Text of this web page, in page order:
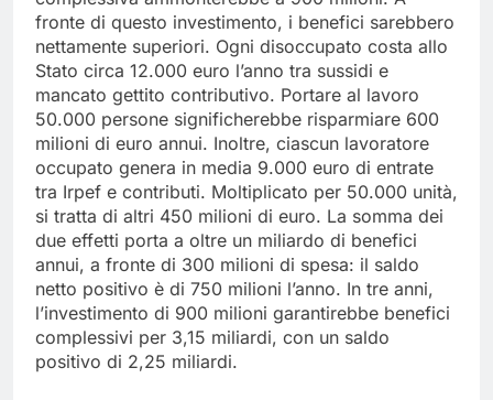
fronte di questo investimento, i benefici sarebbero
nettamente superiori. Ogni disoccupato costa allo
Stato circa 12.000 euro l’anno tra sussidi e
mancato gettito contributivo. Portare al lavoro
50.000 persone significherebbe risparmiare 600
milioni di euro annui. Inoltre, ciascun lavoratore
occupato genera in media 9.000 euro di entrate
tra Irpef e contributi. Moltiplicato per 50.000 unità,
si tratta di altri 450 milioni di euro. La somma dei
due effetti porta a oltre un miliardo di benefici
annui, a fronte di 300 milioni di spesa: il saldo
netto positivo è di 750 milioni l’anno. In tre anni,
l’investimento di 900 milioni garantirebbe benefici
complessivi per 3,15 miliardi, con un saldo
positivo di 2,25 miliardi.